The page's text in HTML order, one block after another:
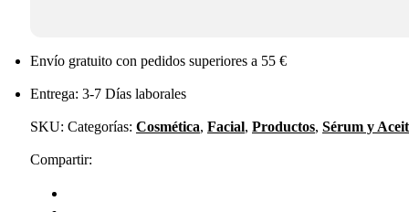
Envío gratuito con pedidos superiores a 55 €
Entrega: 3-7 Días laborales
SKU: Categorías: Cosmética, Facial, Productos, Sérum y
Compartir: